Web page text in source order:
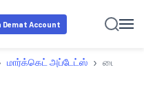
Demat Account
மார்க்கெட் அப்டேட்ஸ் › டைட்டன்,